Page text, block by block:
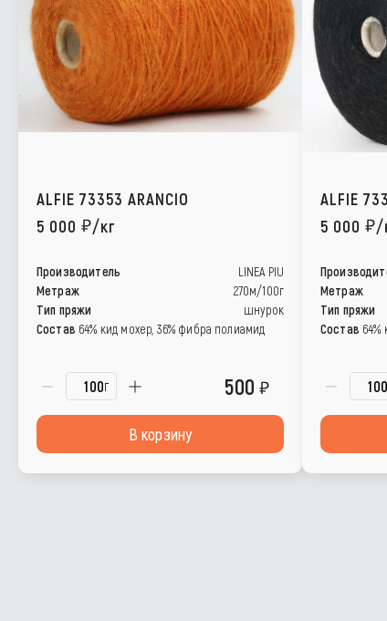
ALFIE 73353 ARANCIO
5 000
/кг
Производитель
LINEA PIU
Метраж
270м/100г
Тип пряжи
шнурок
Состав 64% кид мохер, 36% фибра полиамид
г 500
В корзину
ALFIE
5 000
/
Метраж
Тип пряжи
Состав